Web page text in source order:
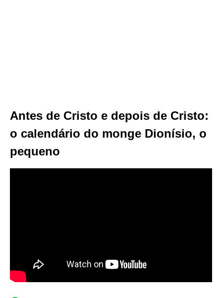
Antes de Cristo e depois de Cristo:
o calendário do monge Dionísio, o
pequeno